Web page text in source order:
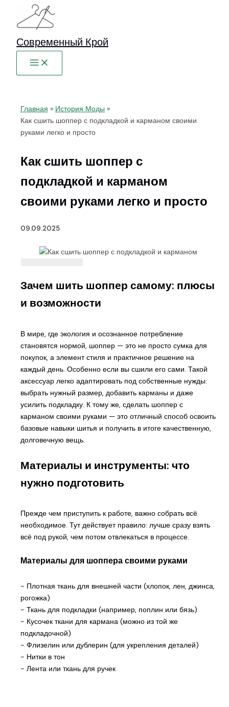
Перейти
содержимому
Современный Крой
Главная
История Моды
Как сшить шоппер с подкладкой и карманом своими
руками легко и просто
Как сшить шоппер с
подкладкой и карманом
своими руками легко и просто
09.09.2025
Зачем шить шоппер самому: плюсы
и возможности
В мире, где экология и осознанное потребление
становятся нормой, шоппер — это не просто сумка для
покупок, а элемент стиля и практичное решение на
каждый день. Особенно если вы сшили его сами. Такой
аксессуар легко адаптировать под собственные нужды:
выбрать нужный размер, добавить карманы и даже
усилить подкладку. К тому же, сделать шоппер с
карманом своими руками — это отличный способ освоить
базовые навыки шитья и получить в итоге качественную,
долговечную вещь.
Материалы и инструменты: что
нужно подготовить
Прежде чем приступить к работе, важно собрать всё
необходимое. Тут действует правило: лучше сразу взять
всё под рукой, чем потом отвлекаться в процессе.
Материалы для шоппера своими руками
- Плотная ткань для внешней части (хлопок, лен, джинса,
рогожка)
- Ткань для подкладки (например, поплин или бязь)
- Кусочек ткани для кармана (можно из той же
подкладочной)
- Флизелин или дублерин (для укрепления деталей)
- Нитки в тон
- Лента или ткань для ручек